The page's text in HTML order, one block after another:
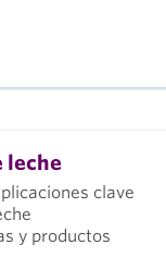
leche
clave
y productos